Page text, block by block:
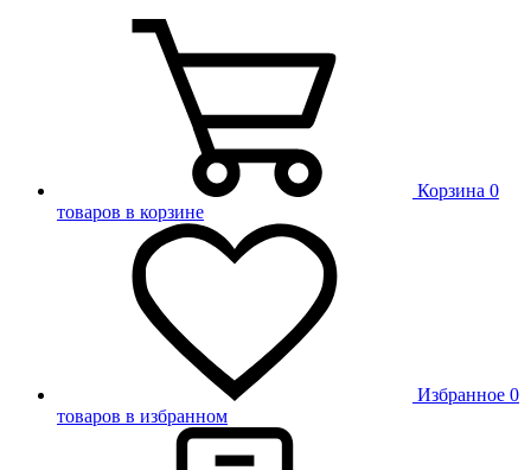
Корзина 0
товаров в корзине
Избранное 0
товаров в избранном